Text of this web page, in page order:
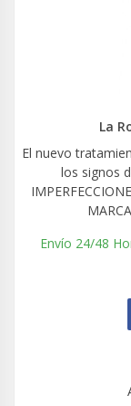
La
El nuevo
los signos
Envío 24/48